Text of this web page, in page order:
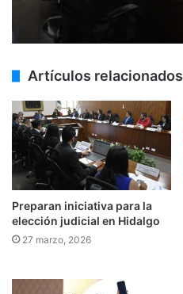
Artículos relacionados
Preparan iniciativa para la
elección judicial en Hidalgo
27 marzo, 2026